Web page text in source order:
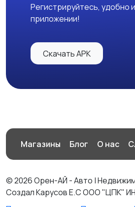
Регистрируйтесь,
приложении!
Скачать APK
Магазины Блог О нас
© 2026 Орен-АЙ - Авто |
Создал Карусов Е.С ООО "ЦПК"